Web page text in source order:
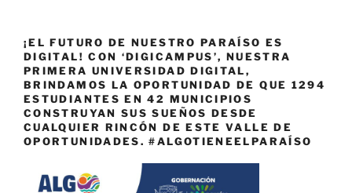
¡EL FUTURO DE NUESTRO PARAÍSO ES
DIGITAL! CON ‘DIGICAMPUS’, NUESTRA
PRIMERA UNIVERSIDAD DIGITAL,
BRINDAMOS LA OPORTUNIDAD DE QUE 1294
ESTUDIANTES EN 42 MUNICIPIOS
CONSTRUYAN SUS SUEÑOS DESDE
CUALQUIER RINCÓN DE ESTE VALLE DE
OPORTUNIDADES. #ALGOTIENEELPARAÍSO